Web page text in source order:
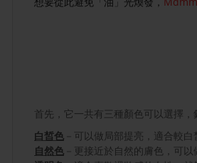
首先，它一共有三種顏色可以選擇，
白皙色 －可以做局部提亮，適合較白
自然色 －更接近於自然的膚色，可